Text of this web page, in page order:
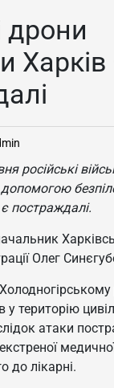
дрони
російські
постраждалі.
Олег
у територію
атаки
до лікарні.